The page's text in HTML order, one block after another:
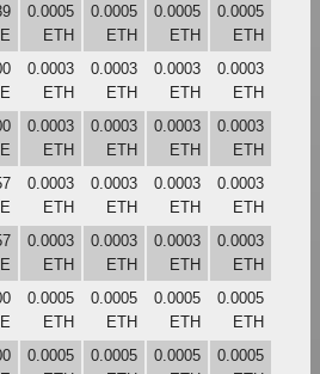
0.0005
ETH
0.0005
ETH
0.0005
ETH
0.0005
ETH
0.0003
ETH
0.0003
ETH
0.0003
ETH
0.0003
ETH
0.0003
ETH
0.0003
ETH
0.0003
ETH
0.0003
ETH
0.0003
ETH
0.0003
ETH
0.0003
ETH
0.0003
ETH
0.0003
ETH
0.0003
ETH
0.0003
ETH
0.0003
ETH
0.0005
ETH
0.0005
ETH
0.0005
ETH
0.0005
ETH
0.0005
0.0005
0.0005
0.0005